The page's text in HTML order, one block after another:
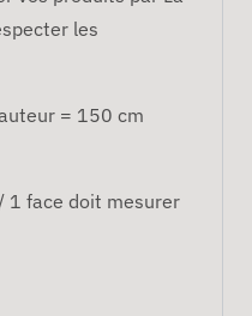
les
= 150 cm
1 face doit mesurer